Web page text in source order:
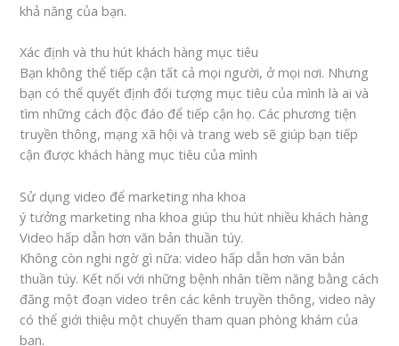
khả năng của bạn.
Xác định và thu hút khách hàng mục tiêu
Bạn không thể tiếp cận tất cả mọi người, ở mọi nơi. Nhưng
bạn có thể quyết định đối tượng mục tiêu của mình là ai và
tìm những cách độc đáo để tiếp cận họ. Các phương tiện
truyền thông, mạng xã hội và trang web sẽ giúp bạn tiếp
cận được khách hàng mục tiêu của mình
Sử dụng video để marketing nha khoa
ý tưởng marketing nha khoa giúp thu hút nhiều khách hàng
Video hấp dẫn hơn văn bản thuần túy.
Không còn nghi ngờ gì nữa: video hấp dẫn hơn văn bản
thuần túy. Kết nối với những bệnh nhân tiềm năng bằng cách
đăng một đoạn video trên các kênh truyền thông, video này
có thể giới thiệu một chuyến tham quan phòng khám của
bạn.